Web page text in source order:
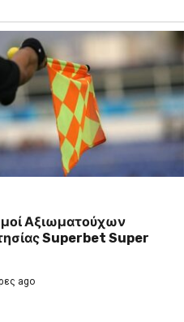
Αξιωματούχων
Superbet Super
ago